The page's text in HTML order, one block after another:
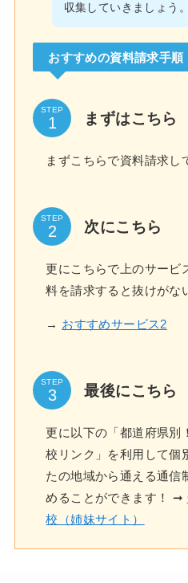
収集していきましょう。
おすすめの資料請求手順
STEP
まずはこちら
まずこちらで資料請求し
STEP
次にこちら
更にこちらで上のサービ
料を請求すると抜けがな
→ おすすめサービス2
STEP
最後にこちら
更に以下の「都道府県別
校リンク」を利用して個
たの地域から通える通信
めることができます！ ➞
校（姉妹サイト）